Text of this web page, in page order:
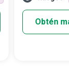
Obtén